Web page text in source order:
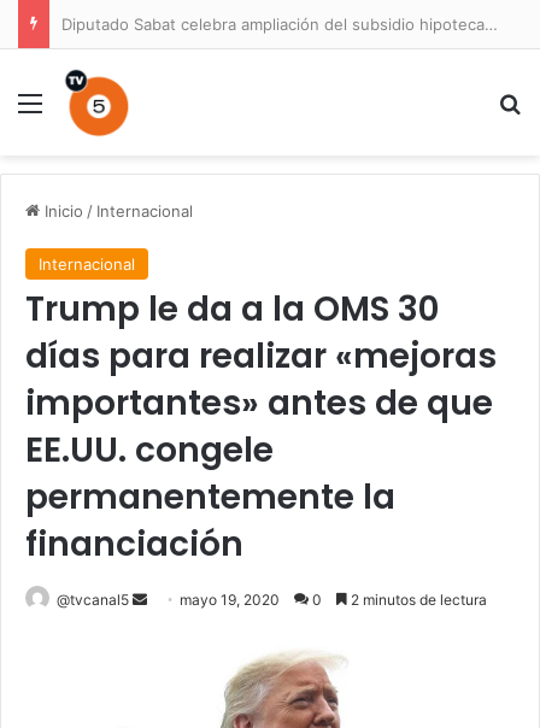
Diputado Sabat celebra ampliación del subsidio hipotecario con viviendas de hasta 6.000 UF
Menú
Inicio / Internacional
Internacional
Trump le da a la OMS 30
días para realizar «mejoras
importantes» antes de que
EE.UU. congele
permanentemente la
financiación
@tvcanal5
Send mayo 19, 2020 0 2 minutos de lectura